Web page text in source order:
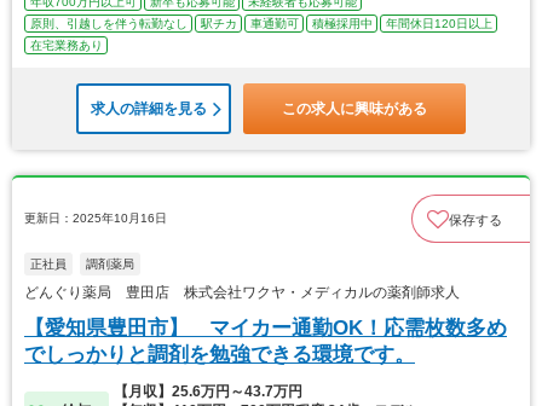
原則、引越しを伴う転勤なし
駅チカ 車通勤可 積極採用中
年間休日120日以上
在宅業務あり
求人の詳細を見る この求人に興味がある
更新日：2025年10月16日 保存する
正社員 調剤薬局
どんぐり薬局 豊田店 株式会社ワクヤ・メディカルの薬剤師求人
【愛知県豊田市】 マイカー通勤OK！応需枚数多め
でしっかりと調剤を勉強できる環境です。
【月収】25.6万円～43.7万円